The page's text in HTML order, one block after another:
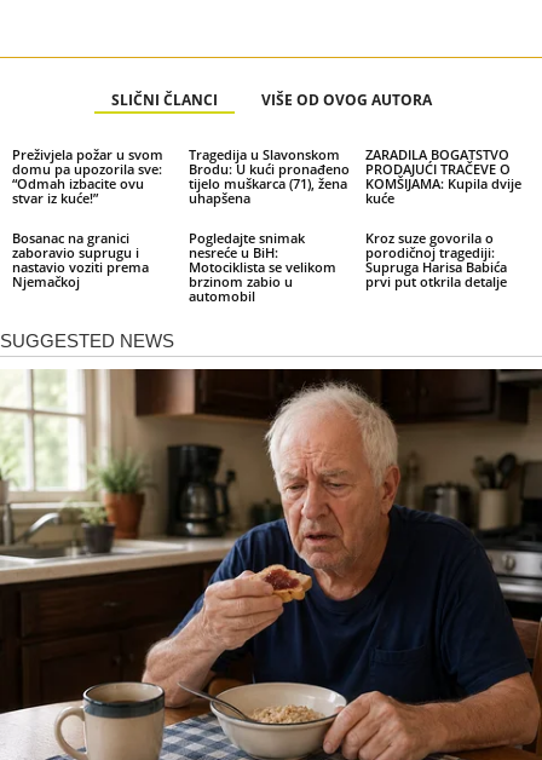
SLIČNI ČLANCI VIŠE OD OVOG AUTORA
Preživjela požar u svom
domu pa upozorila sve:
“Odmah izbacite ovu
stvar iz kuće!”
Tragedija u Slavonskom
Brodu: U kući pronađeno
tijelo muškarca (71), žena
uhapšena
ZARADILA BOGATSTVO
PRODAJUĆI TRAČEVE O
KOMŠIJAMA: Kupila dvije
kuće
Bosanac na granici
zaboravio suprugu i
nastavio voziti prema
Njemačkoj
Pogledajte snimak
nesreće u BiH:
Motociklista se velikom
brzinom zabio u
automobil
Kroz suze govorila o
porodičnoj tragediji:
Supruga Harisa Babića
prvi put otkrila detalje